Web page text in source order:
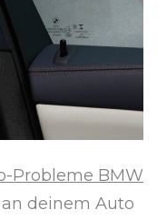
Probleme BMW
deinem Auto